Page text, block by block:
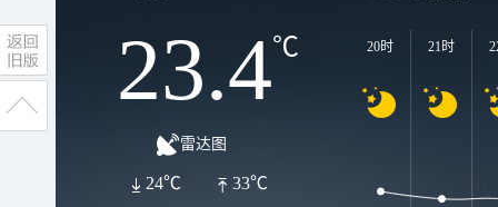
23.4℃
雷达图
33℃
24℃
20时 21时